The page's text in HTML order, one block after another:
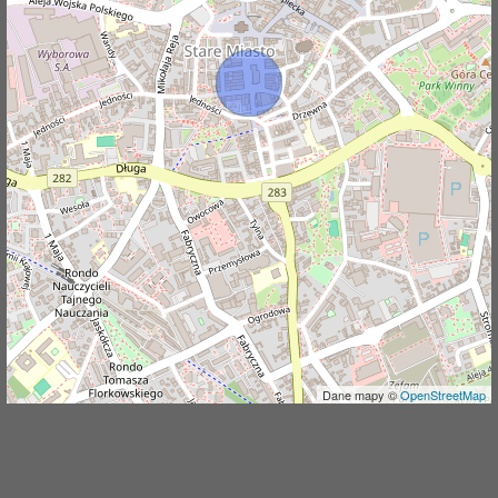
j
Dane mapy ©OpenStreetMap